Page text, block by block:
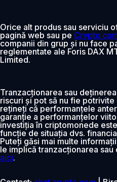
Orice alt produs sau serviciu
pagină web sau pe
companii din grup și nu face
reglementate ale Foris DAX
Limited.
Tranzacționarea sau
riscuri și pot să nu fie potrivite
rețineți că performanțele
garanție a performanțelor
investiția în criptomonede
funcție de situația dvs.
Puteți găsi mai multe
le implică tranzacționarea
aici.